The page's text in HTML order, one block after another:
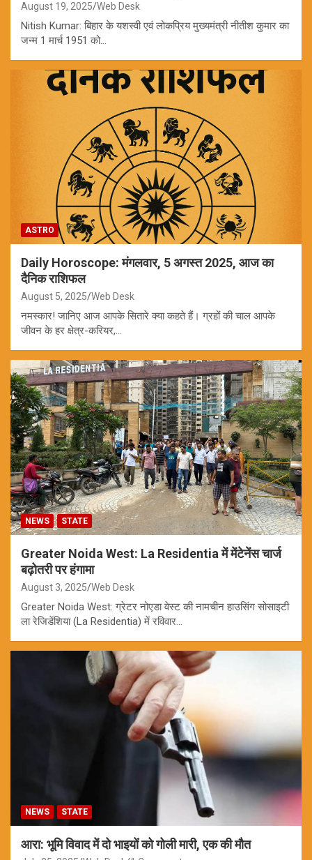
August 19, 2025 Web Desk
Nitish Kumar: बिहार के यशस्वी एवं लोकप्रिय मुख्यमंत्री नीतीश कुमार का
जन्म 1 मार्च 1951 को…
ASTRO
Daily Horoscope: मंगलवार, 5 अगस्त 2025, आज का
दैनिक राशिफल
August 5, 2025 Web Desk
नमस्कार! जानिए आज आपके सितारे क्या कहते हैं। ग्रहों की चाल आपके
जीवन के हर क्षेत्र-करियर,…
NEWS STATE
Greater Noida West: La Residentia में मेंटेनेंस चार्ज
बढ़ोतरी पर हंगामा
August 3, 2025 Web Desk
Greater Noida West: ग्रेटर नोएडा वेस्ट की नामचीन हाउसिंग सोसाइटी
ला रेजिडेंशिया (La Residentia) में रविवार…
NEWS STATE
आरा: भूमि विवाद में दो भाइयों को गोली मारी, एक की मौत